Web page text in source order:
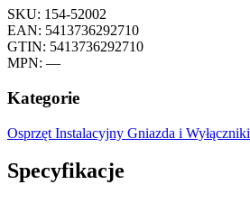
SKU: 154-52002
EAN: 5413736292710
GTIN: 5413736292710
MPN: —
Kategorie
Osprzęt Instalacyjny Gniazda i Wyłączniki
Specyfikacje